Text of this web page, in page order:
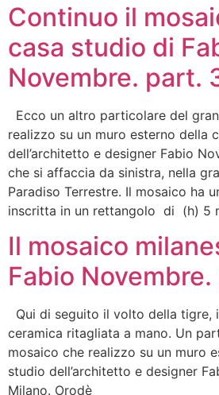
Continuo il
casa studio di
Novembre. part.
Ecco un altro particolare del
realizzo su un muro esterno della
dell’architetto e designer Fabio
che si affaccia da sinistra, nella
Paradiso Terrestre. Il mosaico ha
inscritta in un rettangolo di (h) 5
Il mosaico
Fabio
Qui di seguito il volto della tigre,
ceramica ritagliata a mano. Un
mosaico che realizzo su un muro
studio dell’architetto e designer
Milano. Orodè